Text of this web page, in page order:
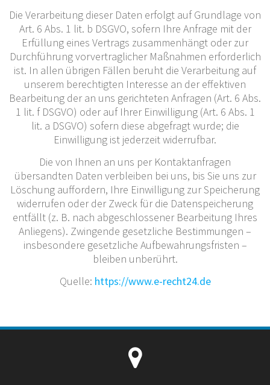
Die Verarbeitung dieser Daten erfolgt auf Grundlage von
Art. 6 Abs. 1 lit. b DSGVO, sofern Ihre Anfrage mit der
Erfüllung eines Vertrags zusammenhängt oder zur
Durchführung vorvertraglicher Maßnahmen erforderlich
ist. In allen übrigen Fällen beruht die Verarbeitung auf
unserem berechtigten Interesse an der effektiven
Bearbeitung der an uns gerichteten Anfragen (Art. 6 Abs.
1 lit. f DSGVO) oder auf Ihrer Einwilligung (Art. 6 Abs. 1
lit. a DSGVO) sofern diese abgefragt wurde; die
Einwilligung ist jederzeit widerrufbar.
Die von Ihnen an uns per Kontaktanfragen
übersandten Daten verbleiben bei uns, bis Sie uns zur
Löschung auffordern, Ihre Einwilligung zur Speicherung
widerrufen oder der Zweck für die Datenspeicherung
entfällt (z. B. nach abgeschlossener Bearbeitung Ihres
Anliegens). Zwingende gesetzliche Bestimmungen –
insbesondere gesetzliche Aufbewahrungsfristen –
bleiben unberührt.
Quelle: https://www.e-recht24.de